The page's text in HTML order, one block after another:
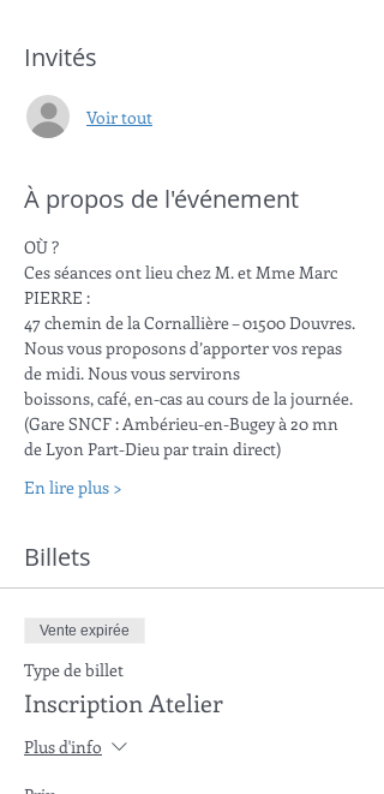
Invités
Voir tout
À propos de l'événement
OÙ ?
Ces séances ont lieu chez M. et Mme Marc
PIERRE :
47 chemin de la Cornallière – 01500 Douvres.
Nous vous proposons d’apporter vos repas
de midi. Nous vous servirons
boissons, café, en-cas au cours de la journée.
(Gare SNCF : Ambérieu-en-Bugey à 20 mn
de Lyon Part-Dieu par train direct)
En lire plus >
Billets
Vente expirée
Type de billet
Inscription Atelier
Plus d'info